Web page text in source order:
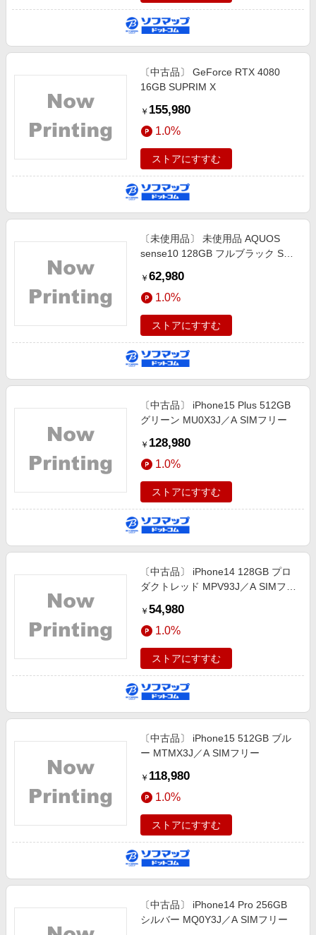
〔中古品〕 GeForce RTX 4080
16GB SUPRIM X
￥ 155,980
1.0%
ストアにすすむ
〔未使用品〕 未使用品 AQUOS
sense10 128GB フルブラック SH-
￥ 62,980
1.0%
ストアにすすむ
〔中古品〕 iPhone15 Plus 512GB
グリーン MU0X3J／A SIMフリー
￥ 128,980
1.0%
ストアにすすむ
〔中古品〕 iPhone14 128GB プロ
ダクトレッド MPV93J／A SIMフリ
￥ 54,980
1.0%
ストアにすすむ
〔中古品〕 iPhone15 512GB ブル
ー MTMX3J／A SIMフリー
￥ 118,980
1.0%
ストアにすすむ
〔中古品〕 iPhone14 Pro 256GB
シルバー MQ0Y3J／A SIMフリー